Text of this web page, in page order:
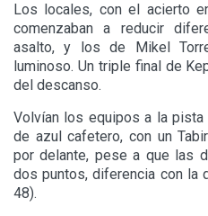
Los locales, con el acierto
comenzaban a reducir
asalto, y los de Mikel
luminoso. Un triple final de
del descanso.
Volvían los equipos a la
de azul cafetero, con un
por delante, pese a que las
dos puntos, diferencia con la
48).